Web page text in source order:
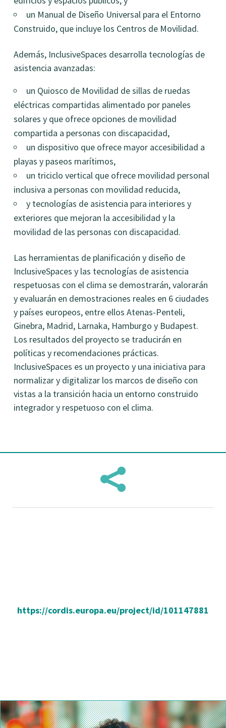
un Manual de Diseño Universal para el Entorno
Construido, que incluye los Centros de Movilidad.
Además, InclusiveSpaces desarrolla tecnologías de
asistencia avanzadas:
un Quiosco de Movilidad de sillas de ruedas
eléctricas compartidas alimentado por paneles
solares y que ofrece opciones de movilidad
compartida a personas con discapacidad,
un dispositivo que ofrece mayor accesibilidad a
playas y paseos marítimos,
un triciclo vertical que ofrece movilidad personal
inclusiva a personas con movilidad reducida,
y tecnologías de asistencia para interiores y
exteriores que mejoran la accesibilidad y la
movilidad de las personas con discapacidad.
Las herramientas de planificación y diseño de
InclusiveSpaces y las tecnologías de asistencia
respetuosas con el clima se demostrarán, valorarán
y evaluarán en demostraciones reales en 6 ciudades
y países europeos, entre ellos Atenas-Penteli,
Ginebra, Madrid, Larnaka, Hamburgo y Budapest.
Los resultados del proyecto se traducirán en
políticas y recomendaciones prácticas.
InclusiveSpaces es un proyecto y una iniciativa para
normalizar y digitalizar los marcos de diseño con
vistas a la transición hacia un entorno construido
integrador y respetuoso con el clima.

https://cordis.europa.eu/project/id/101147881